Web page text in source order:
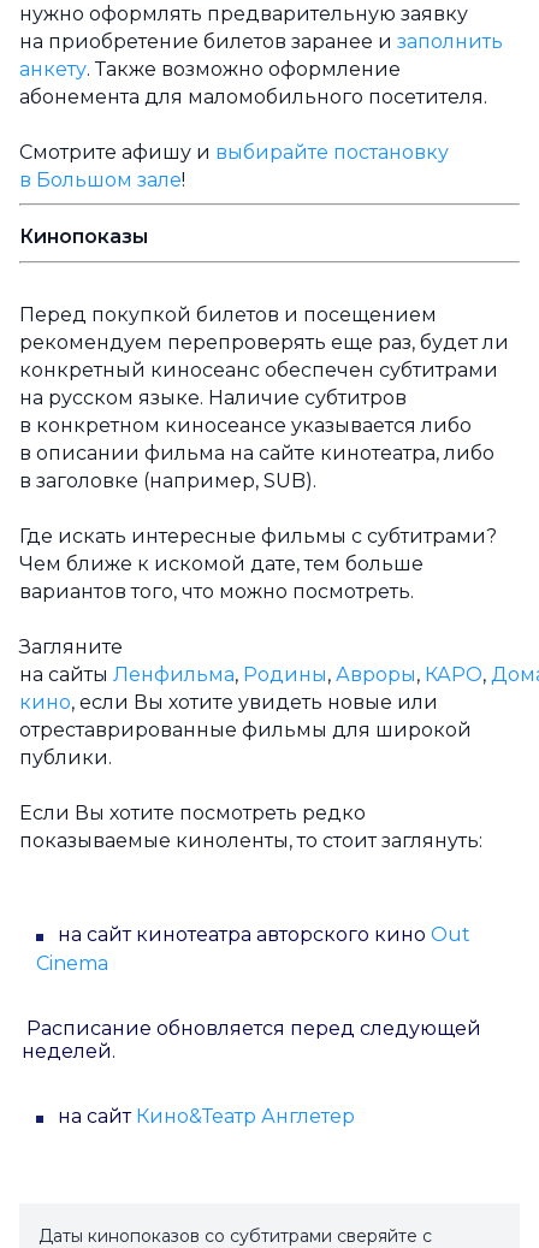
нужно оформлять предварительную заявку
на приобретение билетов заранее и заполнить
анкету. Также возможно оформление
абонемента для маломобильного посетителя.
Смотрите афишу и выбирайте постановку
в Большом зале!
Кинопоказы
Перед покупкой билетов и посещением
рекомендуем перепроверять еще раз, будет ли
конкретный киносеанс обеспечен субтитрами
на русском языке. Наличие субтитров
в конкретном киносеансе указывается либо
в описании фильма на сайте кинотеатра, либо
в заголовке (например, SUB).
Где искать интересные фильмы с субтитрами?
Чем ближе к искомой дате, тем больше
вариантов того, что можно посмотреть.
Загляните
на сайты Ленфильма, Родины, Авроры, КАРО,
кино, если Вы хотите увидеть новые или
отреставрированные фильмы для широкой
публики.
Если Вы хотите посмотреть редко
показываемые киноленты, то стоит заглянуть:
на сайт кинотеатра авторского кино Out
Cinema
Расписание обновляется перед следующей
неделей.
на сайт Кино&Театр Англетер
Даты кинопоказов со субтитрами сверяйте с